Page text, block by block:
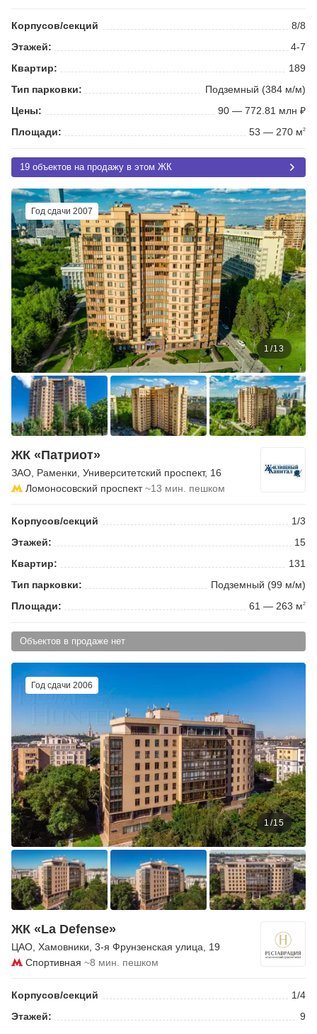
Корпусов/секций
8/8
Этажей:
4-7
Квартир:
189
Тип парковки:
Подземный (384 м/м)
Цены:
90 — 772.81 млн ₽
Площади:
53 — 270 м2
19 объектов на продажу в этом ЖК
Год сдачи 2007
1 /13
ЖК «Патриот»
ЗАО Раменки Университетский проспект, 16
Ломоносовский проспект~13 мин. пешком
Корпусов/секций
1/3
Этажей:
15
Квартир:
131
Тип парковки:
Подземный (99 м/м)
Площади:
61 — 263 м2
Объектов в продаже нет
Год сдачи 2006
1/15
ЖК «La Defense»
ЦАО Хамовники 3-я Фрунзенская улица , 19
Спортивная ~8 мин. пешком
Корпусов/секций
1/4
Этажей:
9